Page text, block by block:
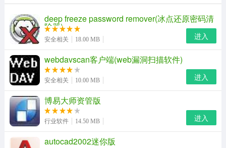
用户下载好软件时候，将变砖快的三星手机直接用数据线
连接电脑，而后就会自动出现一个刷机的界面，之后会看
到刚才用户下载的文件，使用手机的刷机界面将这个文件
开启进行安装，而后等一会，大约需要一个小时左右，而
后就会安装成功了。
deep freeze password remover(冰点还原密码清
除器)
安全相关 18.00 MB 进入
webdavscan客户端(web漏洞扫描软件)
安全相关 10.00 MB 进入
博易大师资管版
行业软件 14.50 MB 进入
autocad2002迷你版